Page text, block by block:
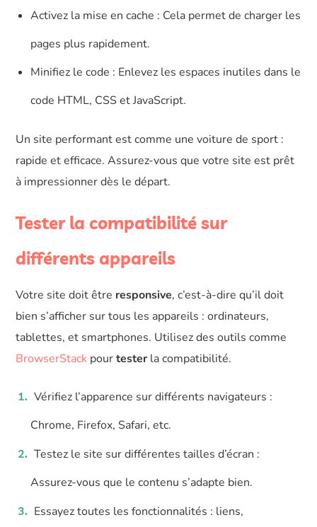
Activez la mise en cache : Cela permet de charger les
pages plus rapidement.
Minifiez le code : Enlevez les espaces inutiles dans le
code HTML, CSS et JavaScript.
Un site performant est comme une voiture de sport :
rapide et efficace. Assurez-vous que votre site est prêt
à impressionner dès le départ.
Tester la compatibilité sur
différents appareils
Votre site doit être responsive, c’est-à-dire qu’il doit
bien s’afficher sur tous les appareils : ordinateurs,
tablettes, et smartphones. Utilisez des outils comme
BrowserStack pourtester la compatibilité.
Vérifiez l’apparence sur différents navigateurs :
Chrome, Firefox, Safari, etc.
Testez le site sur différentes tailles d’écran :
Assurez-vous que le contenu s’adapte bien.
Essayez toutes les fonctionnalités : liens,